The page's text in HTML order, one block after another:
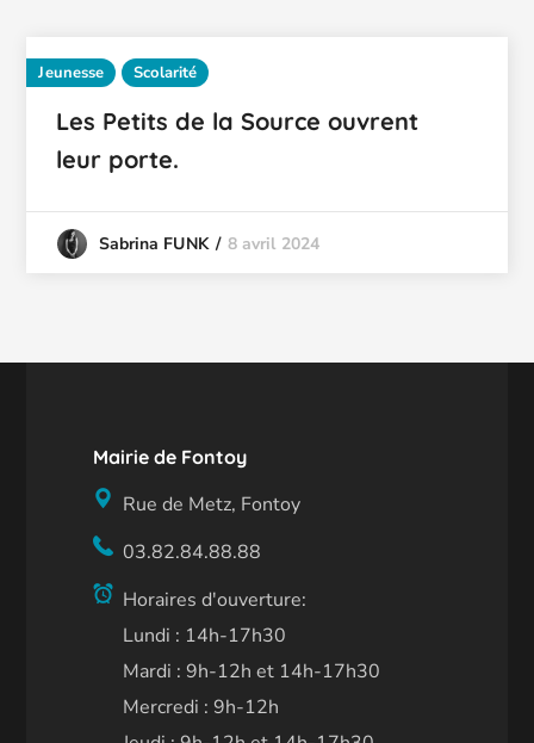
Jeunesse Scolarité
Les Petits de la Source ouvrent
leur porte.
Sabrina FUNK 8 avril 2024
Mairie de Fontoy
Rue de Metz, Fontoy
03.82.84.88.88
Horaires d'ouverture:
Lundi : 14h-17h30
Mardi : 9h-12h et 14h-17h30
Mercredi : 9h-12h